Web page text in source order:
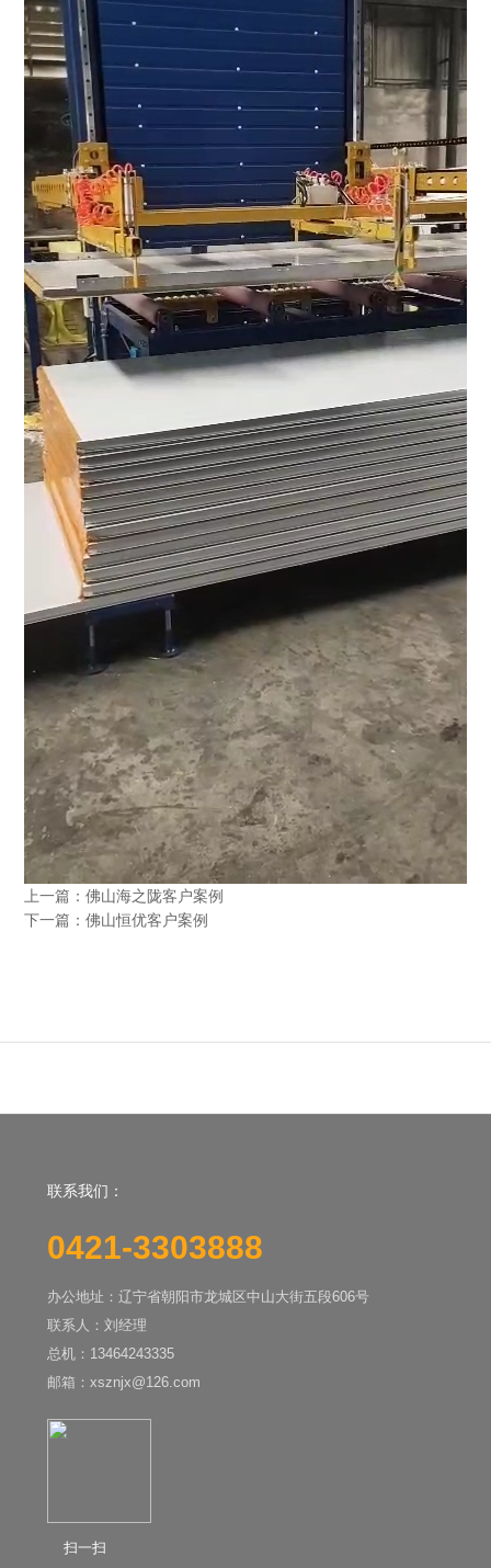
上一篇：佛山海之陇客户案例
下一篇：佛山恒优客户案例
联系我们：
0421-3303888
办公地址：辽宁省朝阳市龙城区中山大街五段606号
联系人：刘经理
总机：13464243335
邮箱：xsznjx@126.com
扫一扫